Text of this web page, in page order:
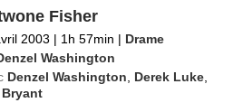
Fisher
2003 | 1h 57min | Drame
Washington
Denzel Washington Derek Luke